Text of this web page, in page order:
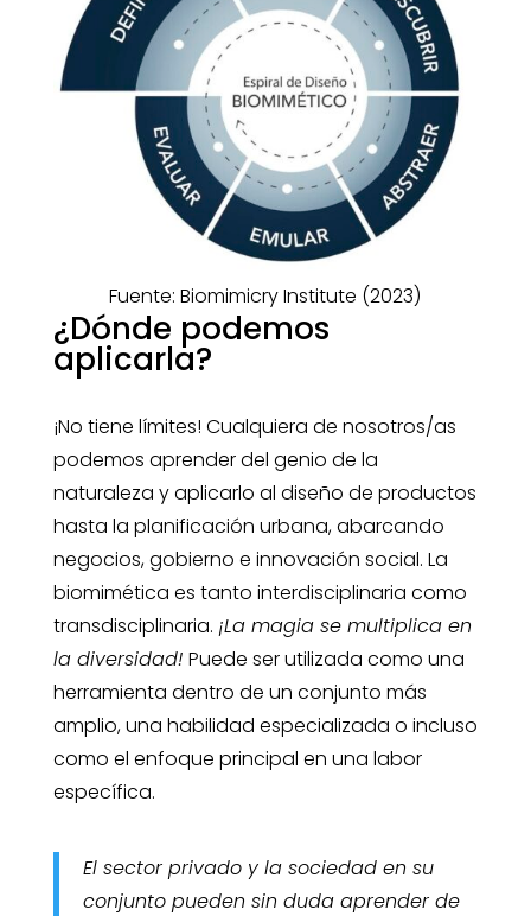
Fuente: Biomimicry Institute (2023)
¿Dónde podemos
aplicarla?
¡No tiene límites! Cualquiera de nosotros/as
podemos aprender del genio de la
naturaleza y aplicarlo al diseño de productos
hasta la planificación urbana, abarcando
negocios, gobierno e innovación social. La
biomimética es tanto interdisciplinaria como
transdisciplinaria. ¡La magia se multiplica en
la diversidad! Puede ser utilizada como una
herramienta dentro de un conjunto más
amplio, una habilidad especializada o incluso
como el enfoque principal en una labor
específica.
El sector privado y la sociedad en su
conjunto pueden sin duda aprender de